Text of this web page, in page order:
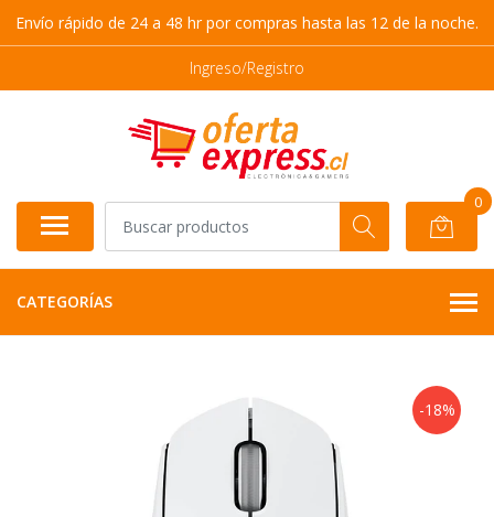
Envío rápido de 24 a 48 hr por compras hasta las 12 de la noche.
Ingreso/Registro
0
CATEGORÍAS
-18%